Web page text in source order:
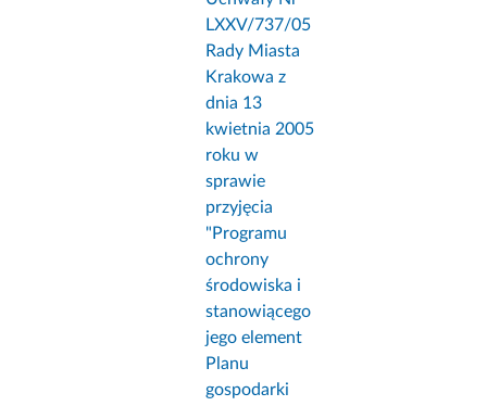
LXXV/737/05
Rady Miasta
Krakowa z
dnia 13
kwietnia 2005
roku w
sprawie
przyjęcia
"Programu
ochrony
środowiska i
stanowiącego
jego element
Planu
gospodarki